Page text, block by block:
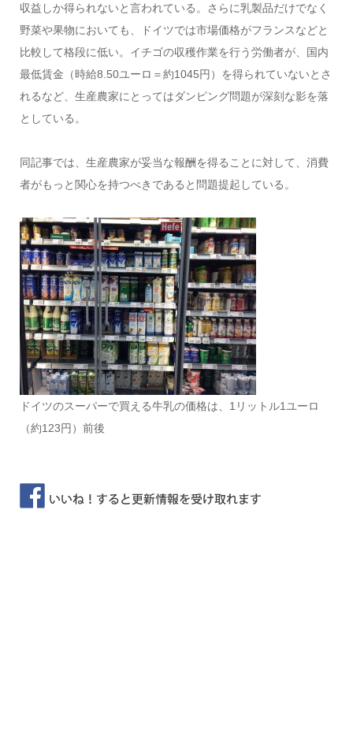
収益しか得られないと言われている。さらに乳製品だけでなく
野菜や果物においても、ドイツでは市場価格がフランスなどと
比較して格段に低い。イチゴの収穫作業を行う労働者が、国内
最低賃金（時給8.50ユーロ＝約1045円）を得られていないとさ
れるなど、生産農家にとってはダンピング問題が深刻な影を落
としている。
同記事では、生産農家が妥当な報酬を得ることに対して、消費
者がもっと関心を持つべきであると問題提起している。
ドイツのスーパーで買える牛乳の価格は、1リットル1ユーロ
（約123円）前後